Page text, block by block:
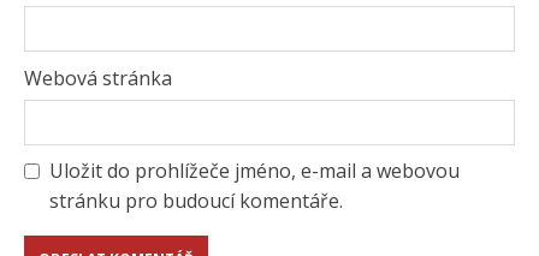
Webová stránka
Uložit do prohlížeče jméno, e-mail a webovou
stránku pro budoucí komentáře.